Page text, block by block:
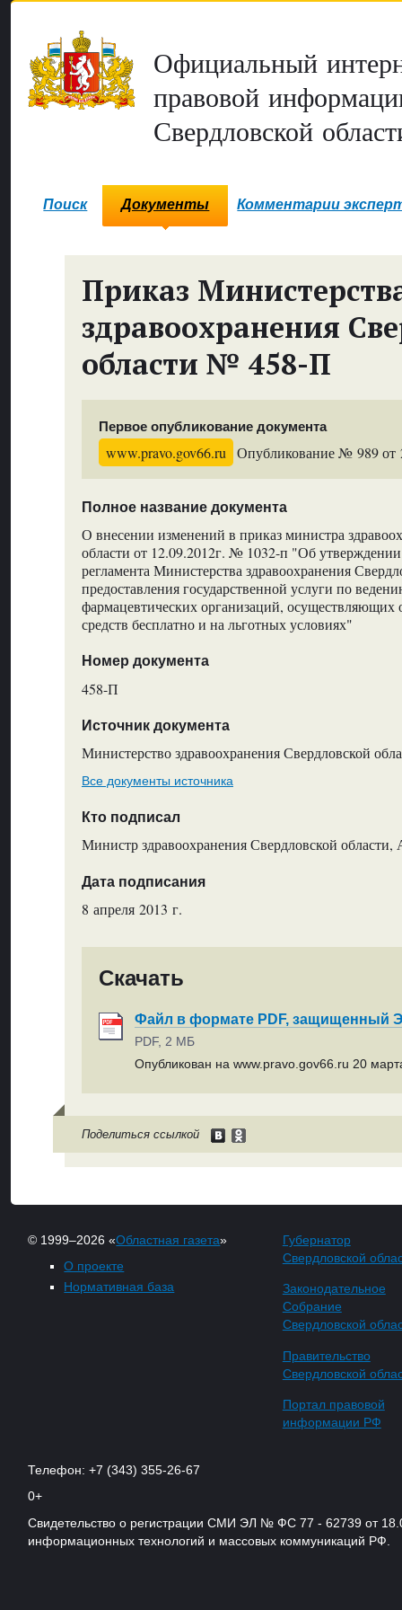
Официальный
правовой
Свердловской
Поиск Документы Комментарии
Приказ
здравоохранения
области № 458-П
Первое опубликование документа
www.pravo.gov66.ru Опубликование № 989 от
Полное название документа
О внесении изменений в приказ министра
области от 12.09.2012г. № 1032-п "Об
регламента Министерства здравоохранения
предоставления государственной услуги по
фармацевтических организаций, осуществляющих
средств бесплатно и на льготных условиях"
Номер документа
458-П
Источник документа
Министерство здравоохранения Свердловской
Все документы источника
Кто подписал
Министр здравоохранения Свердловской области,
Дата подписания
8 апреля 2013 г.
Скачать
Файл в формате PDF, защищенный
PDF, 2 МБ
Опубликован на www.pravo.gov66.ru 20
Поделиться ссылкой
© 1999–2026 «Областная газета»
О проекте
Нормативная база
Губернатор
Свердловской
Законодательное
Собрание
Свердловской
Правительство
Свердловской
Портал правовой
информации РФ
Телефон: +7 (343) 355-26-67
0+
Свидетельство о регистрации СМИ ЭЛ № ФС 77 - 62739 от
информационных технологий и массовых коммуникаций РФ.